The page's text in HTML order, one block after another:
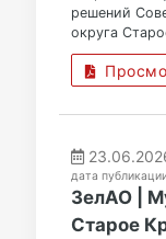
решений
округа
дата
ЗелАО |
Старое